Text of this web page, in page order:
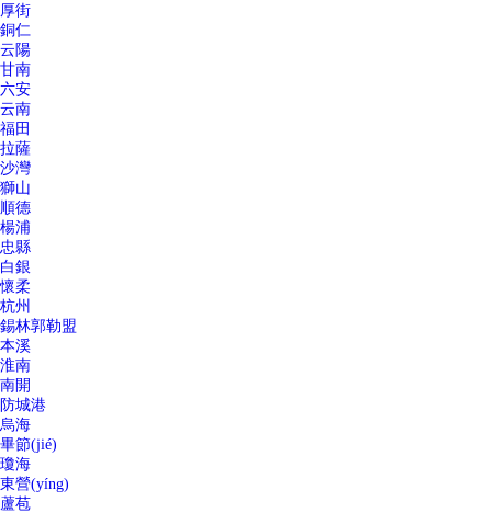
厚街
銅仁
云陽
甘南
六安
云南
福田
拉薩
沙灣
獅山
順德
楊浦
忠縣
白銀
懷柔
杭州
錫林郭勒盟
本溪
淮南
南開
防城港
烏海
畢節(jié)
瓊海
東營(yíng)
蘆苞